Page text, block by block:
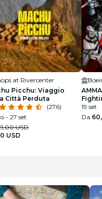
at Rivercenter
Picchu: Viaggio
Città Perduta
(276)
- 27 set
USD
USD
19 set
Da